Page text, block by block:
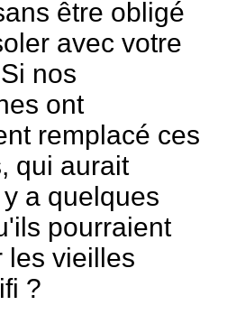
être obligé
avec votre
nos
ont
remplacé ces
qui aurait
a quelques
pourraient
les vieilles
?